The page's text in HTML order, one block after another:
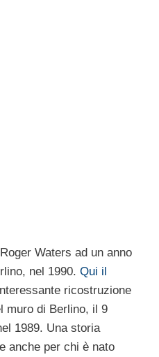
Waters ad un anno
nel 1990. Qui il
ricostruzione
muro di Berlino, il 9
1989. Una storia
anche per chi è nato